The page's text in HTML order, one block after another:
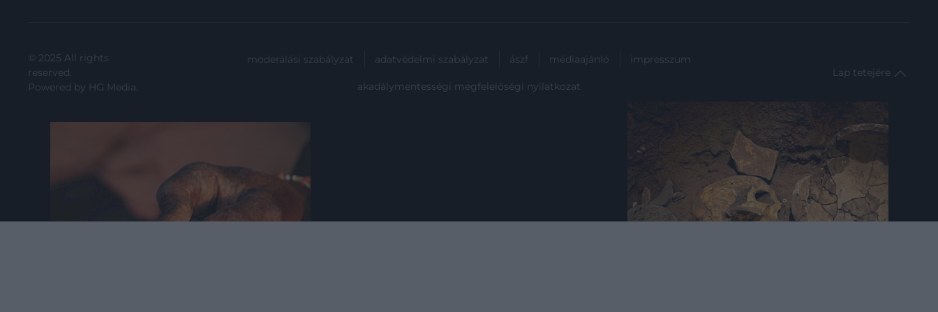
© 2025 All rights
reserved.
Powered by HG Media.
moderálási szabályzat adatvédelmi szabályzat ászf médiaajánló impresszum
akadálymentességi megfelelőségi nyilatkozat
Lap tetejére